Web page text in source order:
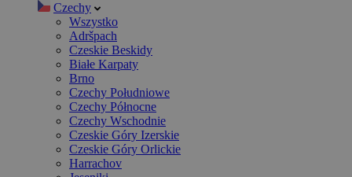
Czechy
Wszystko
Adršpach
Czeskie Beskidy
Białe Karpaty
Brno
Czechy Południowe
Czechy Północne
Czechy Wschodnie
Czeskie Góry Izerskie
Czeskie Góry Orlickie
Harrachov